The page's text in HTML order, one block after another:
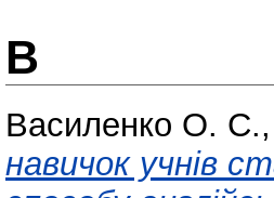
В
Василенко О. С.,
навичок учнів